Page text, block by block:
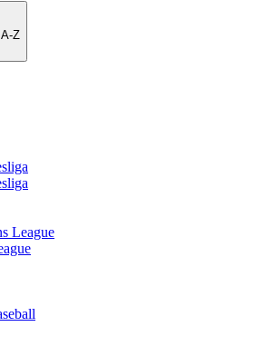
Z
League